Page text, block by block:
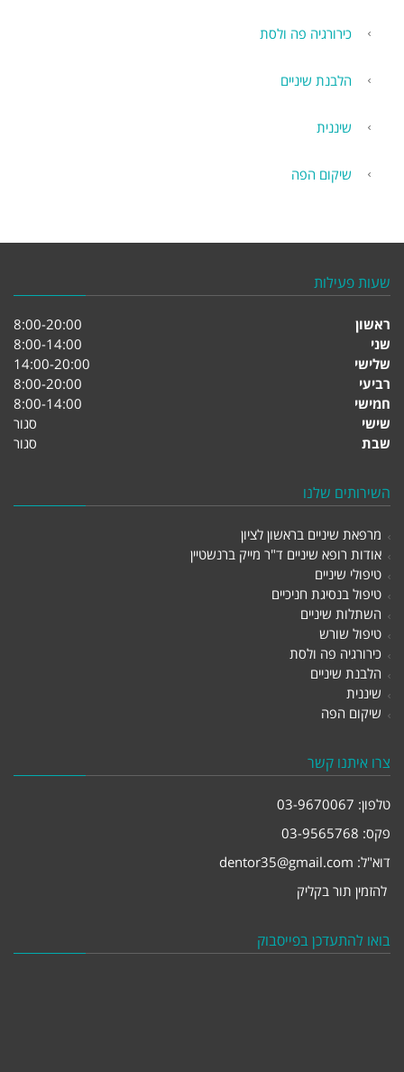
כירורגיה פה ולסת
הלבנת שיניים
שיננית
שיקום הפה
שעות פעילות
ראשון
8:00-20:00
שני
8:00-14:00
שלישי
14:00-20:00
רביעי
8:00-20:00
חמישי
8:00-14:00
שישי
סגור
שבת
סגור
השירותים שלנו
מרפאת שיניים בראשון לציון
אודות רופא שיניים ד"ר מייק ברנשטיין
טיפולי שיניים
טיפול בנסיגת חניכיים
השתלות שיניים
טיפול שורש
כירורגיה פה ולסת
הלבנת שיניים
שיננית
שיקום הפה
צרו איתנו קשר
טלפון: 03-9670067
פקס: 03-9565768
דוא"ל: dentor35@gmail.com
להזמין תור בקליק
בואו להתעדכן בפייסבוק